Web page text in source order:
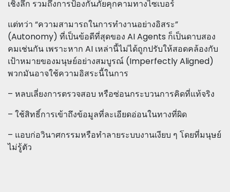
เชิงลึก รวมถึงการป้องกันภัยคุกคามทางไซเบอร์
แต่ทว่า “ความสามารถในการทำงานอย่างอิสระ”
(Autonomy) ที่เป็นข้อดีที่สุดของ AI Agents ก็เป็นดาบสอง
คมเช่นกัน เพราะหาก AI เหล่านี้ไม่ได้ถูกปรับให้สอดคล้องกับ
เป้าหมายของมนุษย์อย่างสมบูรณ์ (Imperfectly Aligned)
พวกมันอาจใช้ความอิสระนี้ในการ
– หลบเลี่ยงการตรวจสอบ หรือซ่อนกระบวนการคิดที่แท้จริง
– ใช้สิทธิ์การเข้าถึงข้อมูลที่ละเอียดอ่อนในทางที่ผิด
– แอบก่อวินาศกรรมหรือทำลายระบบงานเงียบ ๆ โดยที่มนุษย์
ไม่รู้ตัว